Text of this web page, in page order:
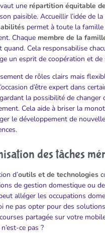
une répartition équitable
paisible. Accueillir l’idée de la
permet à toute la
Chaque membre de la
quand. Cela responsabilise
un esprit de coopération et de
de rôles clairs mais
d’être expert dans
la possibilité de changer
Cela aide à briser la
le développement de
des tâches
d’outils et de technologies
de gestion domestique ou
alléger les occupations
ne pas opter pour des
partagée sur votre
ce pas ?